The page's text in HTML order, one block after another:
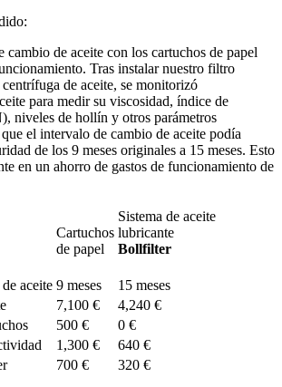
de aceite con los cartuchos de papel
Tras instalar nuestro filtro
de aceite, se monitorizó
para medir su viscosidad, índice de
niveles de hollín y otros parámetros
el intervalo de cambio de aceite podía
de los 9 meses originales a 15 meses. Esto
en un ahorro de gastos de funcionamiento de
Cartuchos
de papel
Sistema de aceite
lubricante
Bollfilter
aceite 9 meses
15 meses
7,100 €
4,240 €
500 €
0 €
1,300 €
640 €
700 € 320 €